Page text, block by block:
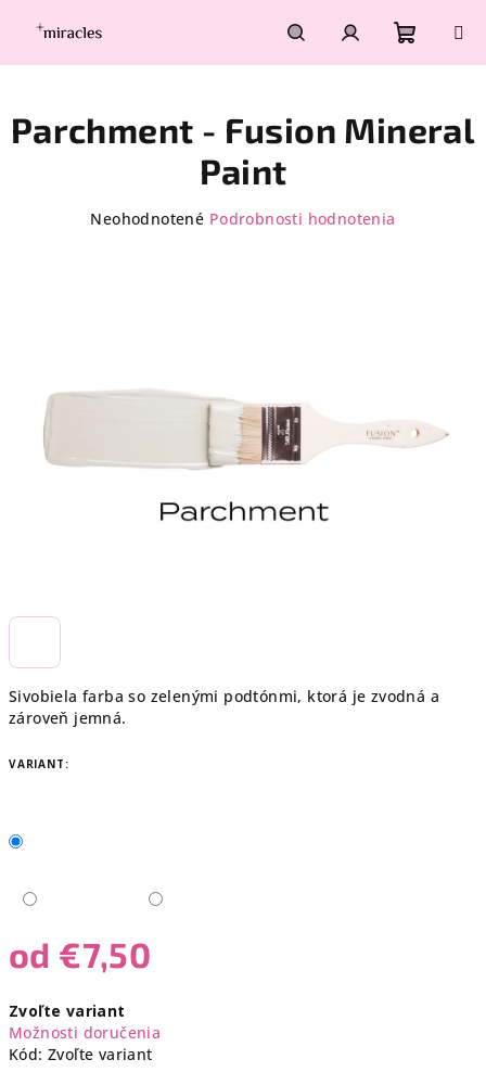
HľadaťPrihlásenie
košík
Sivobiela farba so zelenými podtónmi, ktorá je zvodná a
zároveň jemná.
VARIANT:
od €7,50
cena:
Zvoľte variant
Možnosti doručenia
Kód: Zvoľte variant
Parchment - Fusion Mineral
Paint
Priemerné
Neohodnotené Podrobnosti hodnotenia